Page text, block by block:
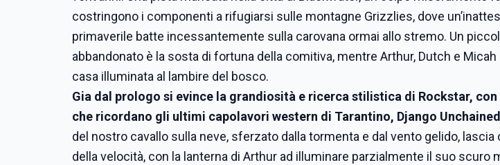
costringono i componenti a rifugiarsi sulle montagne Grizzlies, dove
primaverile batte incessantemente sulla carovana ormai allo stremo. Un
abbandonato è la sosta di fortuna della comitiva, mentre Arthur, Dutch e
casa illuminata al lambire del bosco.
Gia dal prologo si evince la grandiosità e ricerca stilistica di Rockstar,
che ricordano gli ultimi capolavori western di Tarantino, Django
del nostro cavallo sulla neve, sferzato dalla tormenta e dal vento gelido,
della velocità, con la lanterna di Arthur ad illuminare parzialmente il suo scuro